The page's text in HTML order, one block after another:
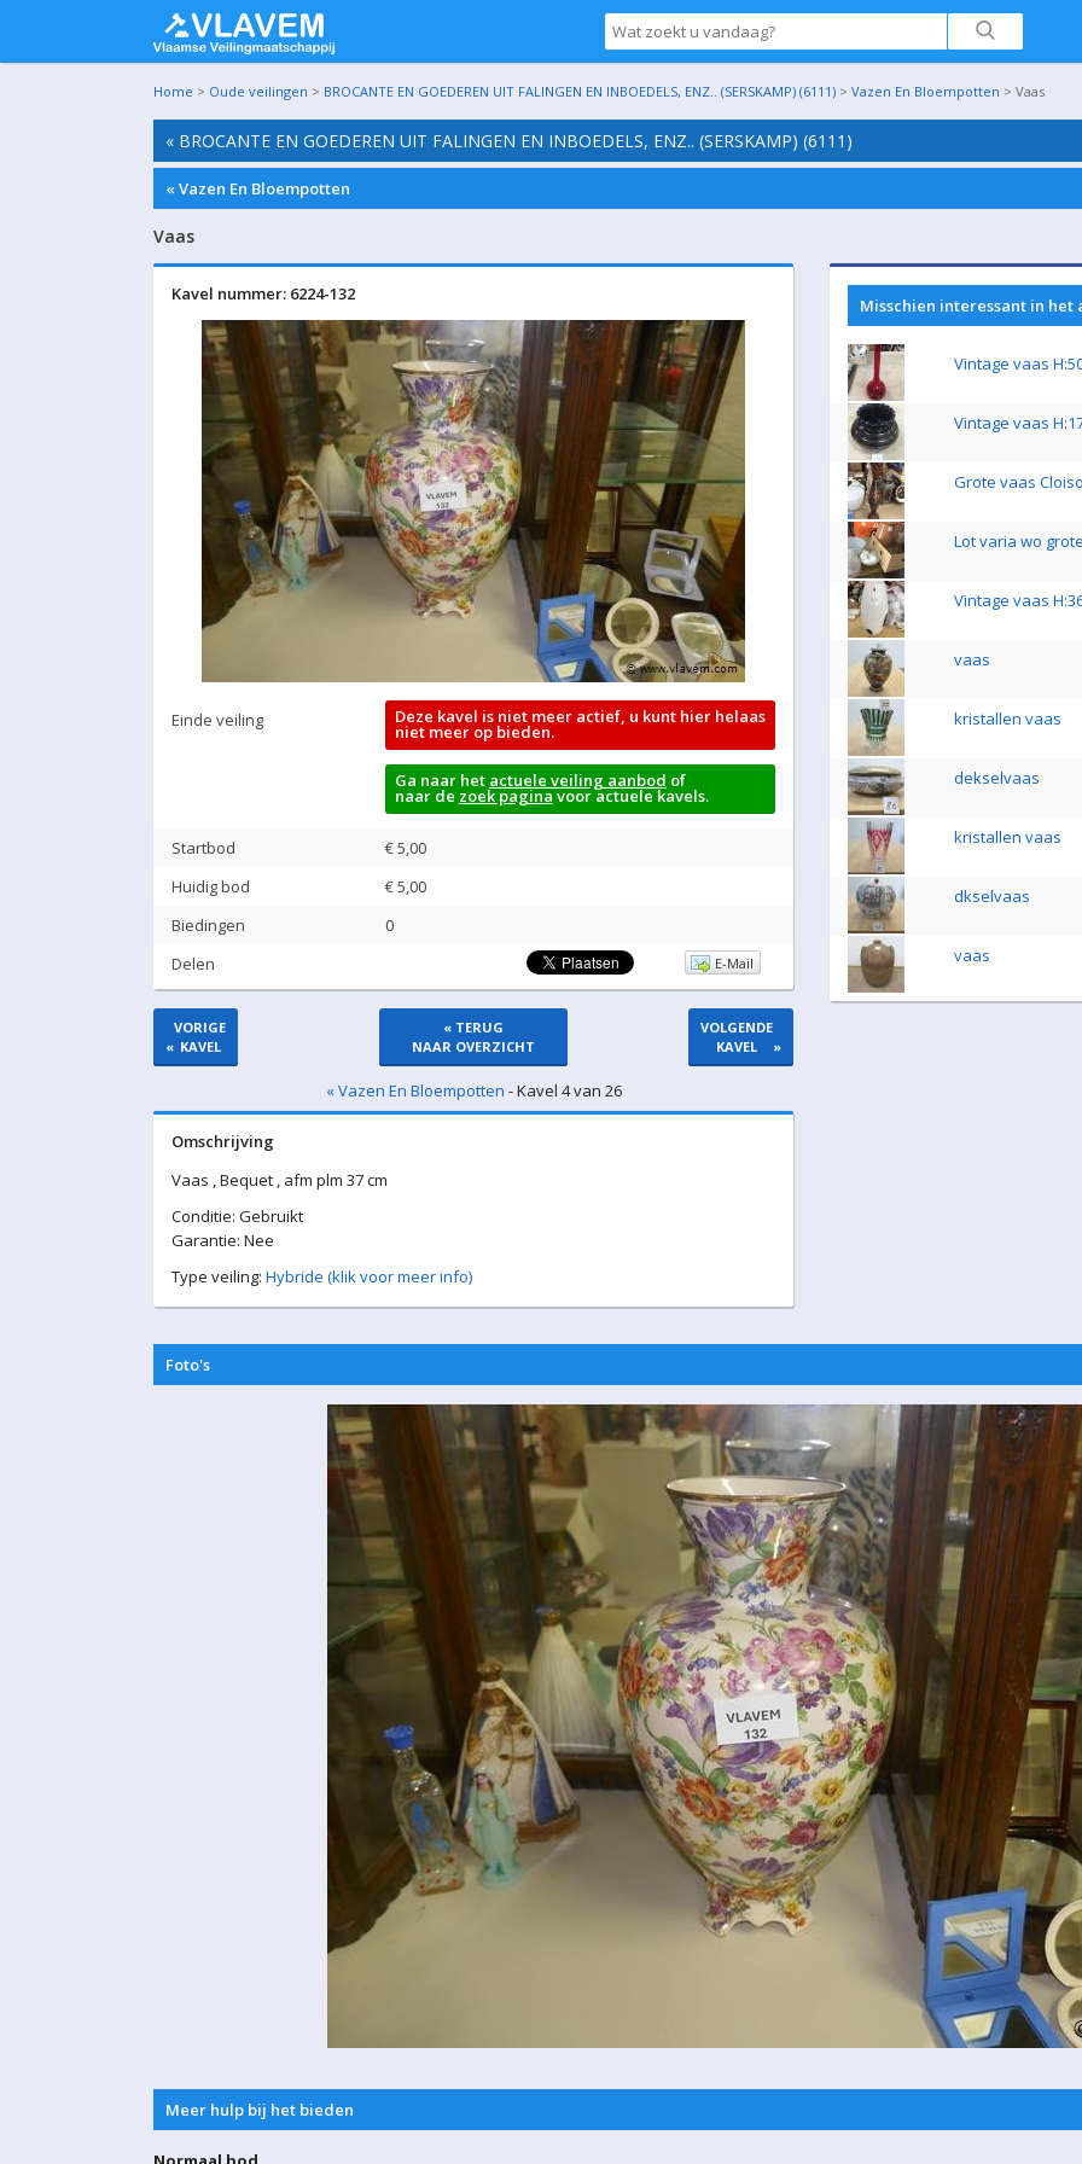
Home > Oude veilingen > BROCANTE EN GOEDEREN UIT FALINGEN EN INBOEDELS, ENZ.. (SERSKAMP) (6111) > Vazen En Bloempotten > Vaas
« BROCANTE EN GOEDEREN UIT FALINGEN EN INBOEDELS, ENZ.. (SERSKAMP) (6111)
« Vazen En Bloempotten
Vaas
Kavel nummer: 6224-132
Einde veiling Deze kavel is niet meer actief, u kunt hier helaas
niet meer op bieden.
Ga naar het actuele veiling aanbod of
naar de zoek paginavoor actuele kavels.
Startbod
€ 5,00
Huidig bod
€5,00
Biedingen
0
Delen
E-Mail
«
VORIGE
KAVEL
« TERUG
NAAR OVERZICHT
VOLGENDE
KAVEL
»
« Vazen En Bloempotten - Kavel 4 van 26
Omschrijving
Vaas , Bequet , afm plm 37 cm
Conditie: Gebruikt
Garantie: Nee
Type veiling: Hybride (klik voor meer info)
Misschien interessant in het
Vintage vaas
Vintage vaas
Grote vaas
Lot varia wo
Vintage vaas
vaas
kristallen vaas
dekselvaas
kristallen vaas
dkselvaas
vaas
Foto's
Meer hulp bij het bieden